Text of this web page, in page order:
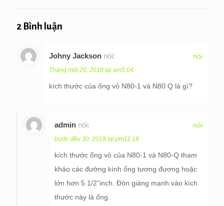
2 Bình luận
Johny Jackson nói:
Tháng một 20, 2018 tại am5:04
kích thước của ống vỏ N80-1 và N80 Q là gì?
nói
admin nói:
bước đều 30, 2018 tại pm11:18
kích thước ống vỏ của N80-1 và N80-Q tham
khảo các đường kính ống tương đương hoặc
lớn hơn 5 1/2”inch. Đòn giáng mạnh vào kích
thước này là ống.
nói